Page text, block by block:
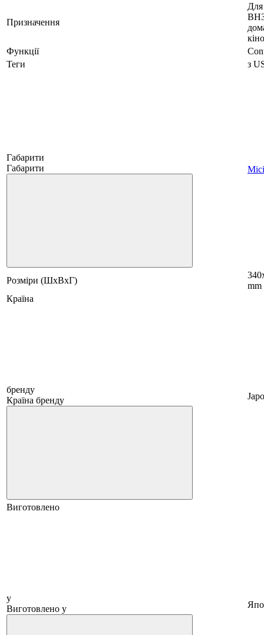
Призначення
Для
Функції
Теги
з
Габарити
Габарити
Розміри (ШхВхГ)
mm
Країна
бренду
Країна бренду
Виготовлено
у
Виготовлено у